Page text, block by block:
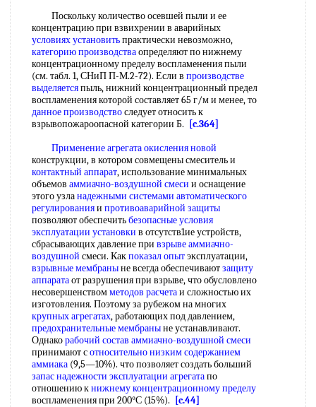
Поскольку количество осевшей пыли и ее
концентрацию при взвихрении в аварийных
условиях установитьпрактически невозможно,
категорию производстваопределяют по нижнему
концентрационному пределу воспламенения пыли
(см. табл. 1, СНиП П-М.2-72). Если в производстве
выделяетсяпыль, нижний концентрационный предел
воспламенения которой составляет 65 г/м и менее, то
данное производствоследует относить к
взрывопожароопасной категории Б.
[c.364]
Применение агрегатаокисления новой
конструкции, в котором совмещены смеситель и
контактный аппарат, использование минимальных
объемов аммиачно-воздушной смеси и оснащение
этого узланадежными системами автоматического
регулированияи противоаварийной защиты
позволяют обеспечитьбезопасные условия
эксплуатации установки в отсутств1ие устройств,
сбрасывающих давление при взрыве аммиачно-
воздушной смеси. Какпоказал опытэксплуатации,
взрывные мембраныне всегда обеспечиваютзащиту
аппаратаот разрушения при взрыве, что обусловлено
несовершенствомметодов расчетаи сложностью их
изготовления. Поэтому за рубежом на многих
крупных агрегатах, работающих под давлением,
предохранительные мембраныне устанавливают.
Однакорабочий состав аммиачно-воздушной смеси
принимают сотносительно низкимсодержанием
аммиака (9,5—10%). что позволяет создать больший
запас надежности эксплуатации агрегатапо
отношению книжнему концентрационному пределу
воспламенения при 200°С (15%).
[c.44]